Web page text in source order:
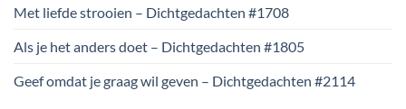
Met liefde strooien – Dichtgedachten #1708
Als je het anders doet – Dichtgedachten #1805
Geef omdat je graag wil geven – Dichtgedachten #2114